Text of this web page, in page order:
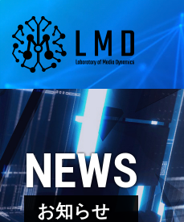
NEWS
お知らせ